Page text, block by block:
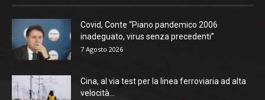
Covid, Conte “Piano pandemico 2006
inadeguato, virus senza precedenti”
7 Agosto 2026
Cina, al via test per la linea ferroviaria ad alta
velocità...